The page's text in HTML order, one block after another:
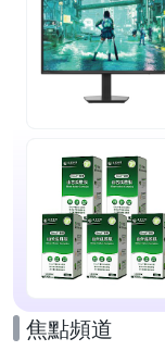
焦點頻道